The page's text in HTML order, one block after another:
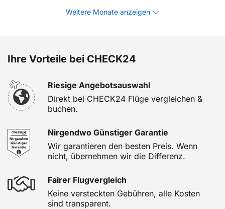
Weitere Monate anzeigen
Ihre Vorteile bei CHECK24
Riesige Angebotsauswahl
Direkt bei CHECK24 Flüge vergleichen &
buchen.
Nirgendwo Günstiger Garantie
Wir garantieren den besten Preis. Wenn
nicht, übernehmen wir die Differenz.
Fairer Flugvergleich
Keine versteckten Gebühren, alle Kosten
sind transparent.